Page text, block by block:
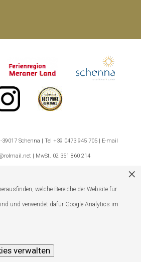
Schenna | Tel +39 0473 945 705 | E-mail
| MwSt. 02 351 860 214
|Admin Login|Cookies anpassen
welche Bereiche der Website für
und verwendet dafür Google Analytics im
verwalten